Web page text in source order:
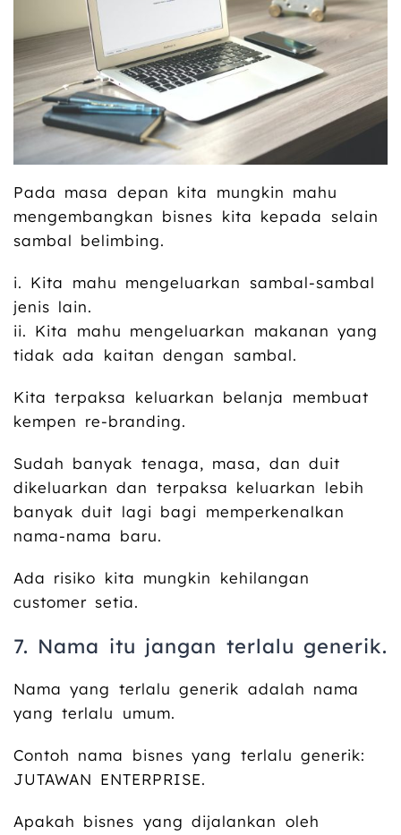
Pada masa depan kita mungkin mahu
mengembangkan bisnes kita kepada selain
sambal belimbing.
i. Kita mahu mengeluarkan sambal-sambal
jenis lain.
ii. Kita mahu mengeluarkan makanan yang
tidak ada kaitan dengan sambal.
Kita terpaksa keluarkan belanja membuat
kempen re-branding.
Sudah banyak tenaga, masa, dan duit
dikeluarkan dan terpaksa keluarkan lebih
banyak duit lagi bagi memperkenalkan
nama-nama baru.
Ada risiko kita mungkin kehilangan
customer setia.
7. Nama itu jangan terlalu generik.
Nama yang terlalu generik adalah nama
yang terlalu umum.
Contoh nama bisnes yang terlalu generik:
JUTAWAN ENTERPRISE.
Apakah bisnes yang dijalankan oleh